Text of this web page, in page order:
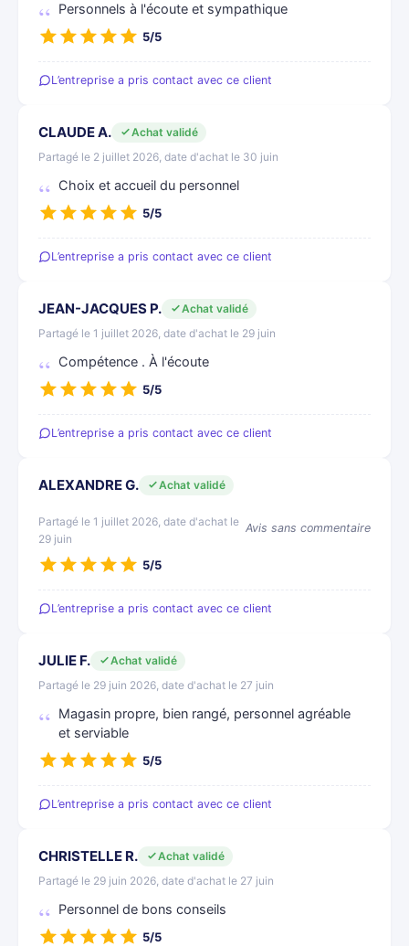
Personnels à l'écoute et sympathique
5/5
L’entreprise a pris contact avec ce client
CLAUDE A.
Achat validé
Partagé le 2 juillet 2026, date d'achat le 30 juin
Choix et accueil du personnel
5/5
L’entreprise a pris contact avec ce client
JEAN-JACQUES P.
Achat validé
Partagé le 1 juillet 2026, date d'achat le 29 juin
Compétence . À l'écoute
5/5
L’entreprise a pris contact avec ce client
ALEXANDRE G. Achat validé
Partagé le 1 juillet 2026, date d'achat le
29 juin
Avis sans commentaire
5/5
L’entreprise a pris contact avec ce client
JULIE F.
Achat validé
Partagé le 29 juin 2026, date d'achat le 27 juin
Magasin propre, bien rangé, personnel agréable
et serviable
5/5
L’entreprise a pris contact avec ce client
CHRISTELLE R.
Achat validé
Partagé le 29 juin 2026, date d'achat le 27 juin
Personnel de bons conseils
5/5